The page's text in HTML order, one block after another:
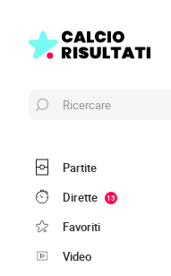
Ricercare
Partite
Dirette
13
Favoriti
Video